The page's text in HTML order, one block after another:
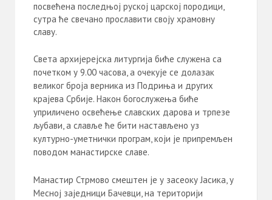
посвећена последњој руској царској породици,
сутра ће свечано прославити своју храмовну
славу.
Света архијерејска литургија биће служена са
почетком у 9.00 часова, а очекује се долазак
великог броја верника из Подриња и других
крајева Србије. Након богослужења биће
уприличено освећење славских дарова и трпезе
љубави, а славље ће бити настављено уз
културно-уметнички програм, који је припремљен
поводом манастирске славе.
Манастир Стрмово смештен је у засеоку Јасика, у
Месној заједници Бачевци, на територији